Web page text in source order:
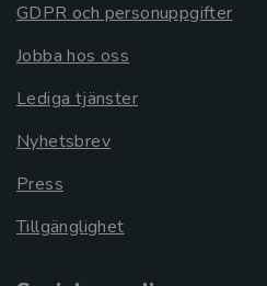
GDPR och personuppgifter
Jobba hos oss
Lediga tjänster
Nyhetsbrev
Press
Tillgänglighet